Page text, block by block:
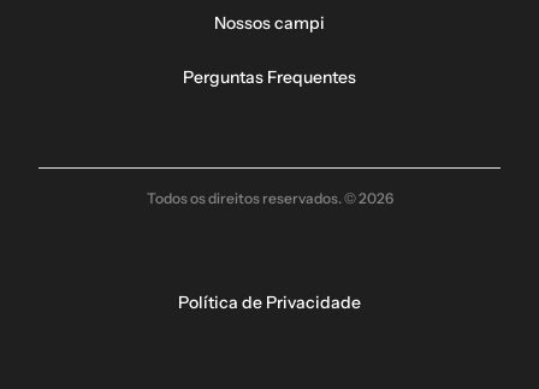
Nossos campi
Perguntas Frequentes
Todos os direitos reservados. © 2026
Política de Privacidade